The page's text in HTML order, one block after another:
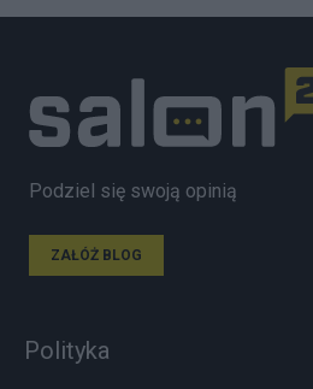
Podziel się swoją opinią
ZAŁÓŻ BLOG
Polityka